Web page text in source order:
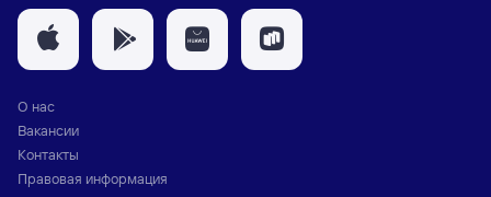
О нас
Вакансии
Контакты
Правовая информация